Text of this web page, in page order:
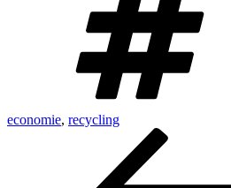
economie, recycling